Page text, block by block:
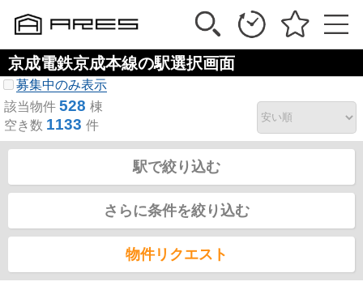
京成電鉄京成本線の駅選択画面
募集中のみ表示
該当物件 528 棟
空き数 1133 件
駅で絞り込む
さらに条件を絞り込む
物件リクエスト